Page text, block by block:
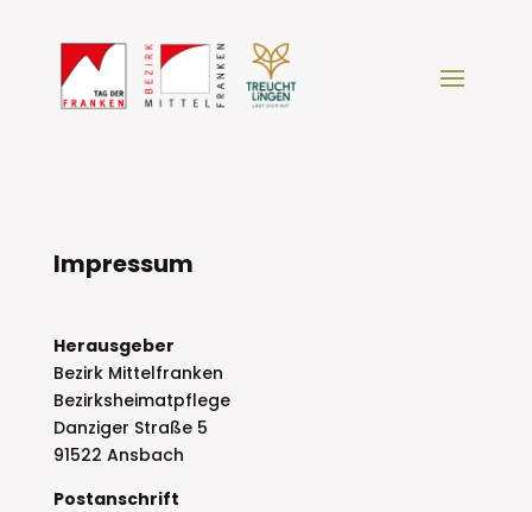
Impressum
Herausgeber
Bezirk Mittelfranken
Bezirksheimatpflege
Danziger Straße 5
91522 Ansbach
Postanschrift